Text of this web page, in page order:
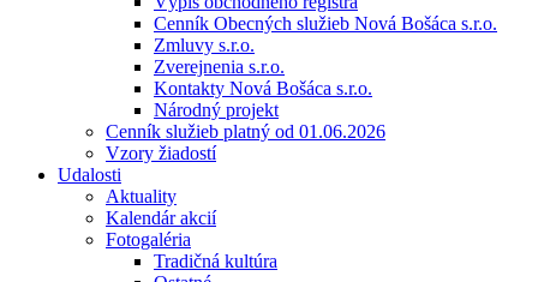
Cenník Obecných služieb Nová Bošáca s.r.o.
Zmluvy s.r.o.
Zverejnenia s.r.o.
Kontakty Nová Bošáca s.r.o.
Národný projekt
Cenník služieb platný od 01.06.2026
Vzory žiadostí
Udalosti
Aktuality
Kalendár akcií
Fotogaléria
Tradičná kultúra